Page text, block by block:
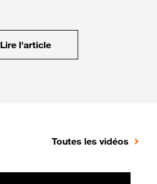
Lire l'article
Toutes les vidéos